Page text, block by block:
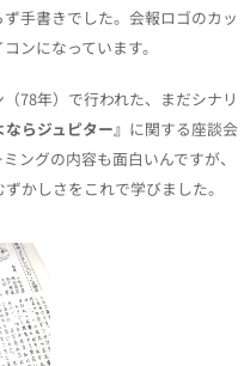
手書きでした。会報ロゴのカッ
ンになっています。
78年）で行われた、まだシナリ
ならジュピター』 に関する座談会
ングの内容も面白いんですが、
かしさをこれで学びました。